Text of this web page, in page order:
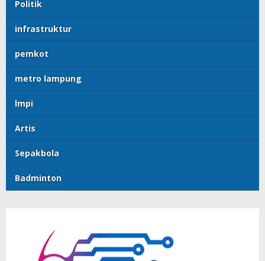
Politik
infrastruktur
pemkot
metro lampung
lmpi
Artis
Sepakbola
Badminton